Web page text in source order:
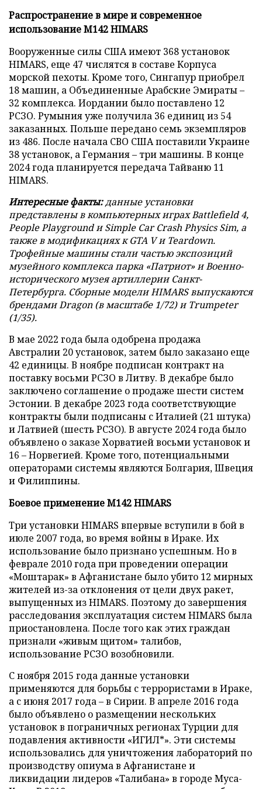
Распространение в мире и современное
использованиеM142 HIMARS
Вооруженные силы США имеют 368 установок
HIMARS, еще 47 числятся в составе Корпуса
морской пехоты. Кроме того, Сингапур приобрел
18 машин, а Объединенные Арабские Эмираты –
32 комплекса. Иордании было поставлено 12
РСЗО. Румыния уже получила 36 единиц из 54
заказанных. Польше передано семь экземпляров
из 486. После начала СВО США поставили Украине
38 установок, а Германия – три машины. В конце
2024 года планируется передача Тайваню 11
HIMARS.
Интересные факты:данные установки
представлены в компьютерных играх Battlefield 4,
People Playground и Simple Car Crash Physics Sim, а
также в модификациях к GTA V и Teardown.
Трофейные машины стали частью экспозиций
музейного комплекса парка «Патриот» и Военно-
исторического музея артиллерии Санкт-
Петербурга. Сборные модели HIMARS выпускаются
брендами Dragon (в масштабе 1/72) и Trumpeter
(1/35).
В мае 2022 года была одобрена продажа
Австралии 20 установок, затем было заказано еще
42 единицы. В ноябре подписан контракт на
поставку восьми РСЗО в Литву. В декабре было
заключено соглашение о продаже шести систем
Эстонии. В декабре 2023 года соответствующие
контракты были подписаны с Италией (21 штука)
и Латвией (шесть РСЗО). В августе 2024 года было
объявлено о заказе Хорватией восьми установок и
16 – Норвегией. Кроме того, потенциальными
операторами системы являются Болгария, Швеция
и Филиппины.
Боевое применение M142 HIMARS
Три установки HIMARS впервые вступили в бой в
июле 2007 года, во время войны в Ираке. Их
использование было признано успешным. Но в
феврале 2010 года при проведении операции
«Моштарак» в Афганистане было убито 12 мирных
жителей из-за отклонения от цели двух ракет,
выпущенных из HIMARS. Поэтому до завершения
расследования эксплуатация систем HIMARS была
приостановлена. После того как этих граждан
признали «живым щитом» талибов,
использование РСЗО возобновили.
С ноября 2015 года данные установки
применяются для борьбы с террористами в Ираке,
а с июня 2017 года – в Сирии. В апреле 2016 года
было объявлено о размещении нескольких
установок в пограничных регионах Турции для
подавления активности «ИГИЛ*». Эти системы
использовались для уничтожения лабораторий по
производству опиума в Афганистане и
ликвидации лидеров «Талибана» в городе Муса-